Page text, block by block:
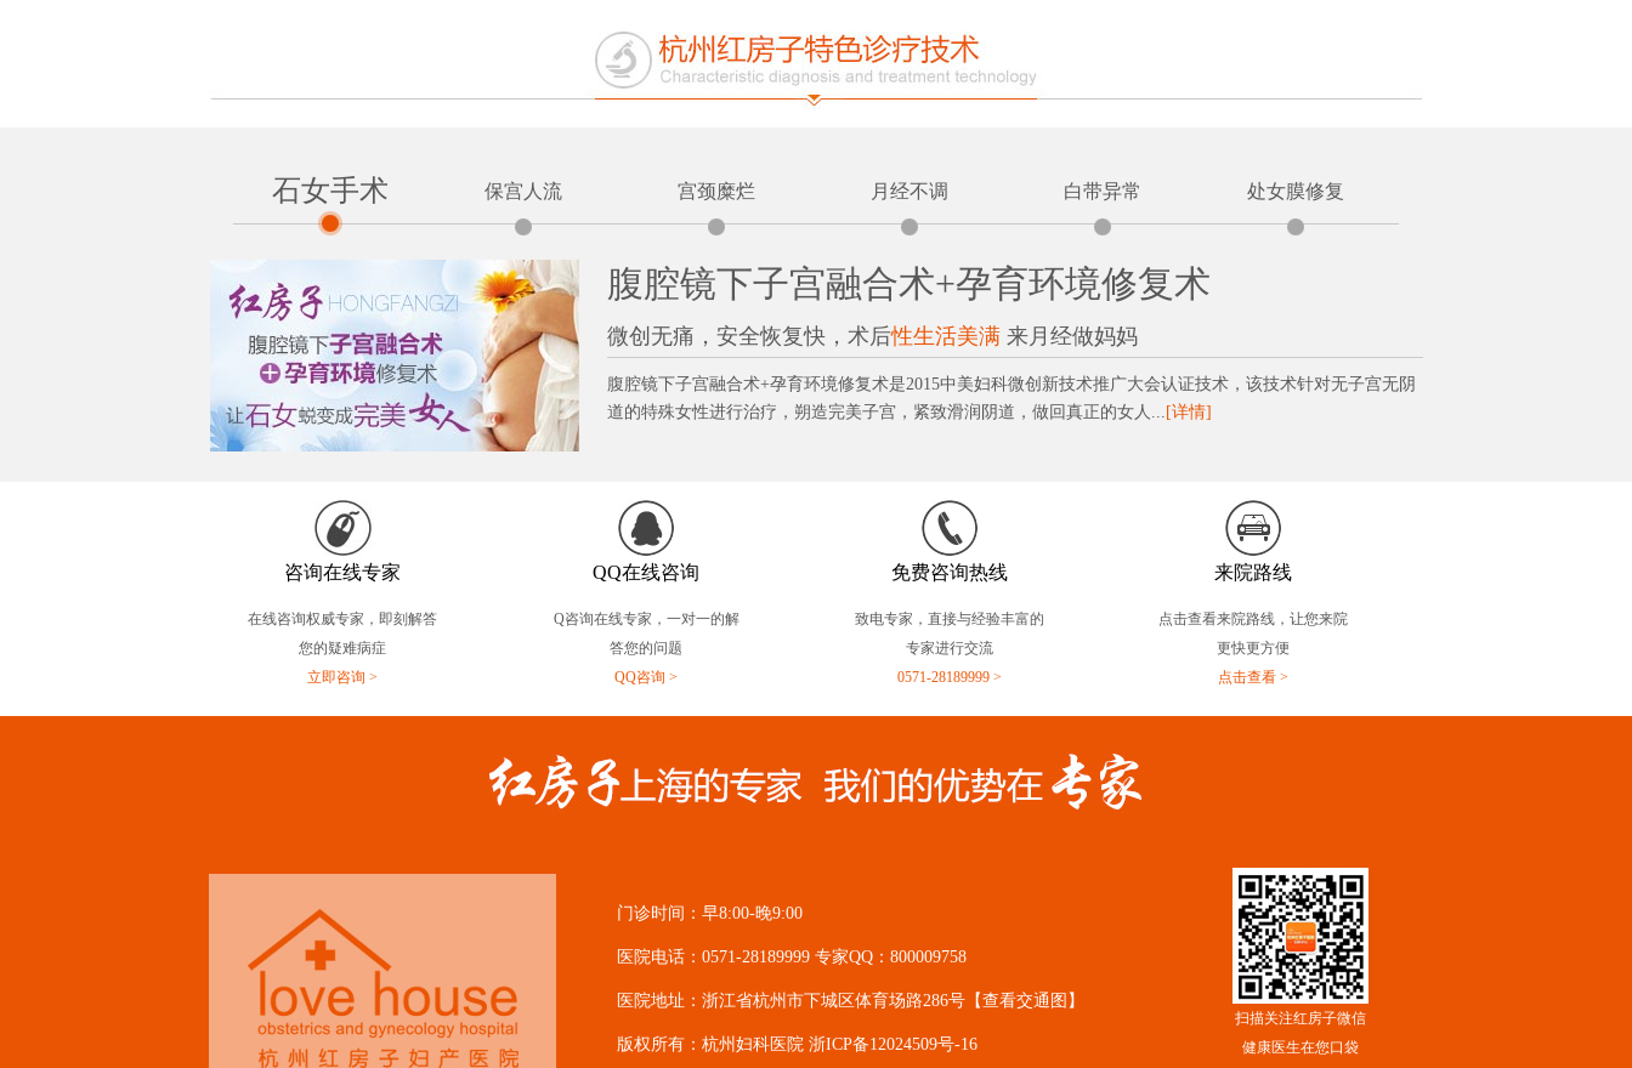
石女手术 保宫人流 宫颈糜烂 月经不调 白带异常 处女膜修复
腹腔镜下子宫融合术+孕育环境修复术
微创无痛，安全恢复快，术后性生活美满 来月经做妈妈
腹腔镜下子宫融合术+孕育环境修复术是2015中美妇科微创新技术推广大会认证技术，该技术针对无子宫无阴
道的特殊女性进行治疗，朔造完美子宫，紧致滑润阴道，做回真正的女人... [详情]
咨询在线专家
在线咨询权威专家，即刻解答
您的疑难病症
立即咨询 >
QQ在线咨询
Q咨询在线专家，一对一的解
答您的问题
QQ咨询 >
免费咨询热线
致电专家，直接与经验丰富的
专家进行交流
0571-28189999 >
来院路线
点击查看来院路线，让您来院
更快更方便
点击查看 >
门诊时间：早8:00-晚9:00
医院电话：0571-28189999 专家QQ：800009758
医院地址：浙江省杭州市下城区体育场路286号 【查看交通图】
版权所有：杭州妇科医院 浙ICP备12024509号-16
扫描关注红房子微信
健康医生在您口袋